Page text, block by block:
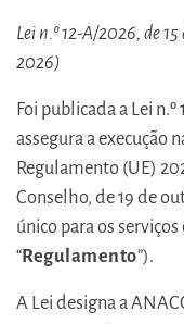
Lei n.º 12-A/2026, de
2026)
Foi publicada a Lei n.º
assegura a execução
Regulamento (UE)
Conselho, de 19 de
único para os
“Regulamento”).
A Lei designa a